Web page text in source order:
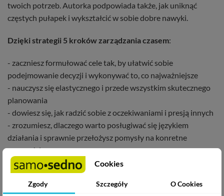
twoich potrzeb. Autorka podpowiada także, jak uniknąć
częstych pułapek i wykształcić w sobie dobre nawyki.
Dzięki strategii 5 kroków zarządzania czasem:
- zaczniesz formułować cele tak, by ułatwić sobie
podejmowanie decyzji i wykonywać to, co najważniejsze
- nauczysz się elastycznego i przede wszystkim skutecznego
planowania
- dowiesz się, jak radzić sobie z oczekiwaniami i presją innych
- zrozumiesz, dlaczego warto posługiwać się językiem
działania i sprawnie przełożysz pomysły na konretne
czynności
- nabierzesz pewności siebie i zaufania do własnych decyzji
- nauczysz się odmawiać, aby chronić swój czas
Cookies
Zgody Szczegóły O Cookies